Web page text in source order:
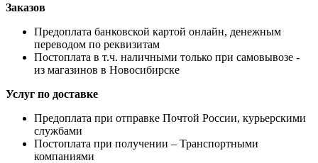
Заказов
Предоплата банковской картой онлайн, денежным
переводом по реквизитам
Постоплата в т.ч. наличными только при самовывозе -
из магазинов в Новосибирске
Услуг по доставке
Предоплата при отправке Почтой России, курьерскими
службами
Постоплата при получении – Транспортными
компаниями